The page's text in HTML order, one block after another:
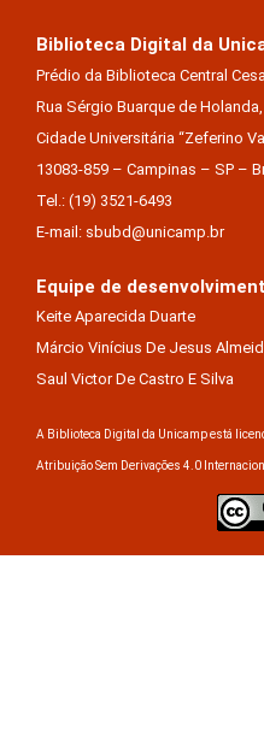
Biblioteca Digital da
Prédio da Biblioteca Central
Rua Sérgio Buarque de
Cidade Universitária “Zeferino
13083-859 – Campinas – SP –
Tel.: (19) 3521-6493
E-mail: sbubd@unicamp.br
Equipe de
Keite Aparecida Duarte
Márcio Vinícius De Jesus
Saul Victor De Castro E Silva
A Biblioteca Digital da Unicamp está
Atribuição Sem Derivações 4.0